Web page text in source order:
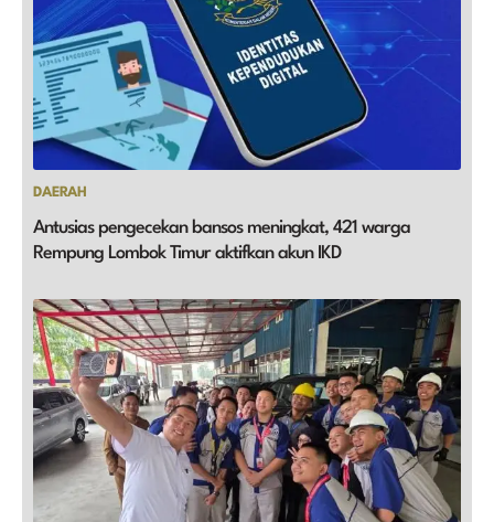
DAERAH
Antusias pengecekan bansos meningkat, 421 warga
Rempung Lombok Timur aktifkan akun IKD